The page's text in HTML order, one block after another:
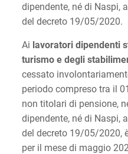
dipendente, né di Naspi,
del decreto 19/05/2020.
Ai lavoratori dipendenti
turismo e degli
cessato
periodo compreso tra il
non titolari di pensione,
dipendente, né di Naspi,
del decreto 19/05/2020,
per il mese di maggio